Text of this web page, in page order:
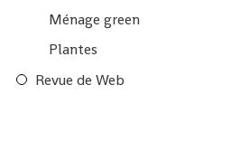
Ménage green
Plantes
Revue de Web